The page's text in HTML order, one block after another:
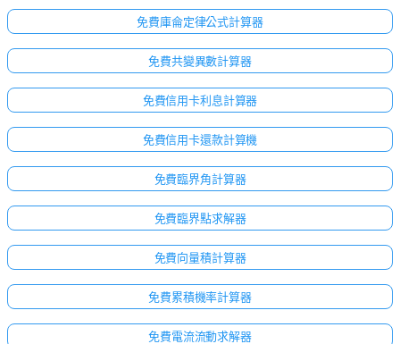
免費庫侖定律公式計算器
免費共變異數計算器
免費信用卡利息計算器
免費信用卡還款計算機
免費臨界角計算器
免費臨界點求解器
免費向量積計算器
免費累積機率計算器
免費電流流動求解器